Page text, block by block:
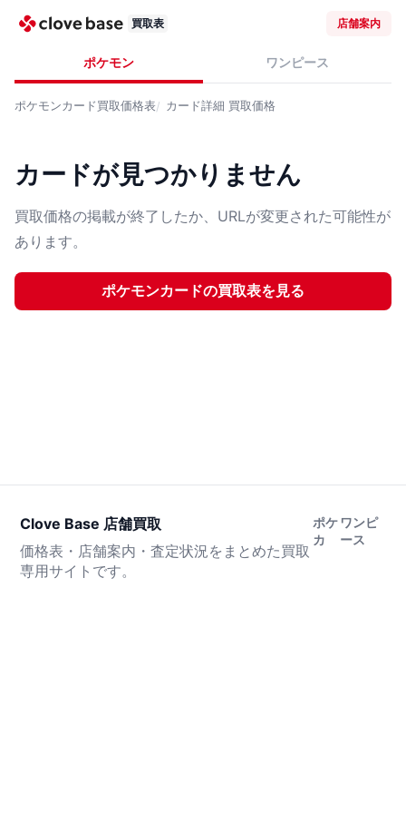
買取表 店舗案内
ポケモン ワンピース
ポケモンカード買取価格表 カード詳細 買取価格
カードが見つかりません
買取価格の掲載が終了したか、URLが変更された可能性が
あります。
ポケモンカードの買取表を見る
Clove Base 店舗買取
価格表・店舗案内・査定状況をまとめた買取
専用サイトです。
ポケ
カ
ワンピ
ース